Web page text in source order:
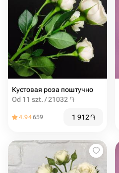
Кустовая роза поштучно
Od 11 szt. / 21032 ֏
4.94659 1 912֏